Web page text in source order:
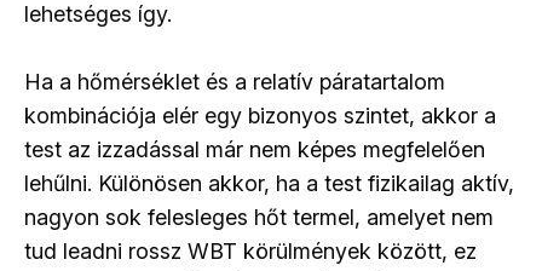
lehetséges így.
Ha a hőmérséklet és a relatív páratartalom
kombinációja elér egy bizonyos szintet, akkor a
test az izzadással már nem képes megfelelően
lehűlni. Különösen akkor, ha a test fizikailag aktív,
nagyon sok felesleges hőt termel, amelyet nem
tud leadni rossz WBT körülmények között, ez